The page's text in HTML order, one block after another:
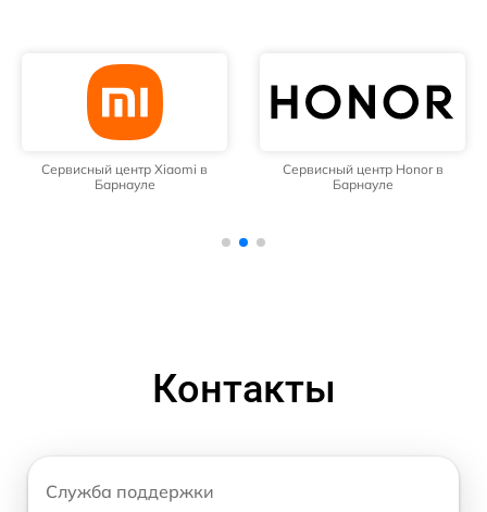
Сервисный центр Xiaomi в
Барнауле
Сервисный центр Honor в
Барнауле
Контакты
Служба поддержки